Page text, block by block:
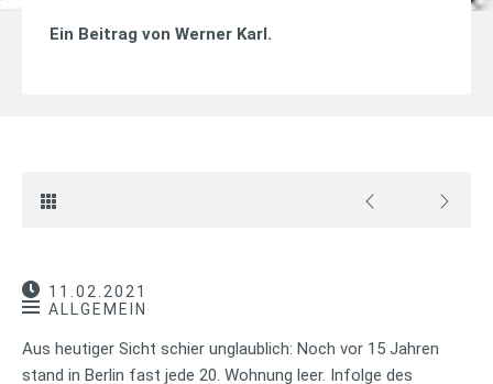
Ein Beitrag von Werner Karl.
11.02.2021
ALLGEMEIN
Aus heutiger Sicht schier unglaublich: Noch vor 15 Jahren
stand in Berlin fast jede 20. Wohnung leer. Infolge des